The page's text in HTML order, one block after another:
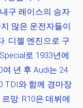
구 레이스의 승자
많은 운전자들이
. 디젤 엔진으로 구
로 1933년에
년 후 Audi는 24
TDI와 함께 경마장
망. R10은 데뷔에